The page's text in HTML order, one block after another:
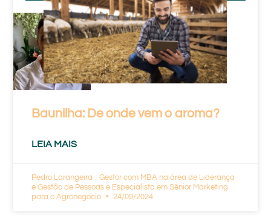
Baunilha: De onde vem o aroma?
LEIA MAIS
Pedro Larangeira - Gestor com MBA na área de Liderança
e Gestão de Pessoas e Especialista em Sênior Marketing
para o Agronegócio
24/09/2024